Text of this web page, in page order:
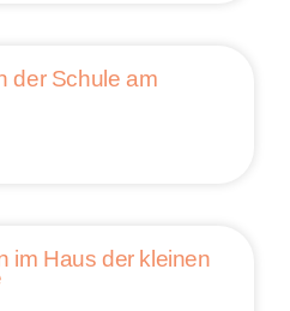
der Schule am
im Haus der kleinen